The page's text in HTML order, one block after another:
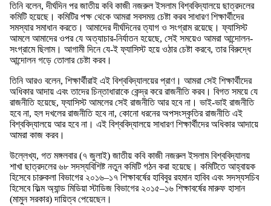
তিনি বলেন, দীর্ঘদিন পর জাতীয় কবি কাজী নজরুল ইসলাম বিশ্ববিদ্যালয়ে ছাত্রদলের
কমিটি হয়েছে। কমিটির পক্ষ থেকে আমরা সবসময় চেষ্টা করব সাধারণ শিক্ষার্থীদের
সমস্যার সমাধান করতে। আমাদের দীর্ঘদিনের ত্যাগ ও সংগ্রাম রয়েছে। ফ্যাসিস্ট
আমলে আমাদের ওপর যে অত্যাচার-নির্যাতন হয়েছে, সেই সময়েও আমরা আন্দোলন-
সংগ্রামে ছিলাম। আগামী দিনে যে-ই ফ্যাসিস্ট হয়ে ওঠার চেষ্টা করবে, তার বিরুদ্ধে
আন্দোলন গড়ে তোলার চেষ্টা করব।
তিনি আরও বলেন, শিক্ষার্থীরাই এই বিশ্ববিদ্যালয়ের প্রাণ। আমরা সেই শিক্ষার্থীদের
অধিকার আদায় এবং তাদের চিন্তাধারাকে কেন্দ্র করে রাজনীতি করব। বিগত সময়ে যে
রাজনীতি হয়েছে, ফ্যাসিস্ট আমলের সেই রাজনীতি আর হবে না। ভাই-ভাই রাজনীতি
হবে না, হল দখলের রাজনীতি হবে না, কোনো ধরনের অপসংস্কৃতির রাজনীতি এই
বিশ্ববিদ্যালয়ে আর হবে না। এই বিশ্ববিদ্যালয়ে সাধারণ শিক্ষার্থীদের অধিকার আদায়ে
আমরা কাজ করব।
উল্লেখ্য, গত মঙ্গলবার (৭ জুলাই) জাতীয় কবি কাজী নজরুল ইসলাম বিশ্ববিদ্যালয়
শাখা ছাত্রদলের ৬৮ সদস্যবিশিষ্ট নতুন কমিটি গঠন করা হয়েছে। কমিটিতে আহ্বায়ক
হিসেবে চারুকলা বিভাগের ২০১৬–১৭ শিক্ষাবর্ষের হাবিবুর রহমান হাবিব এবং সদস্যসচিব
হিসেবে ফিল্ম অ্যান্ড মিডিয়া স্টাডিজ বিভাগের ২০১৫–১৬ শিক্ষাবর্ষের মারুফ হাসান
(মামুন সরকার) দায়িত্ব পেয়েছেন।